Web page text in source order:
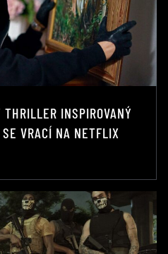
INSPIROVANÝ
VRACÍ NA NETFLIX